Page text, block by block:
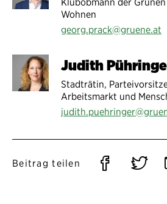
Wohnen
georg.prack@gruene.at
Judith
Stadträtin,
Arbeitsmarkt und
Beitrag teilen
Auf